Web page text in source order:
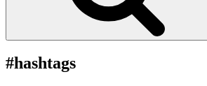
#hashtags